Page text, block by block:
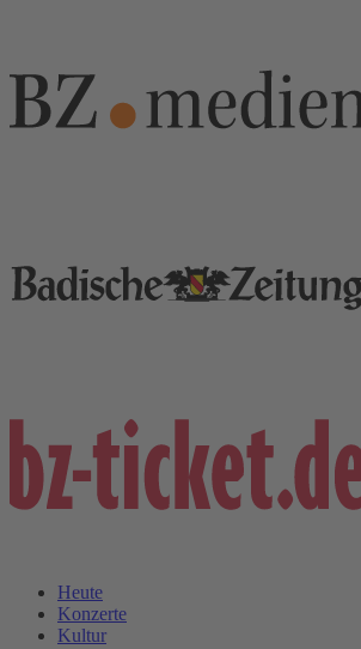
Heute
Konzerte
Kultur